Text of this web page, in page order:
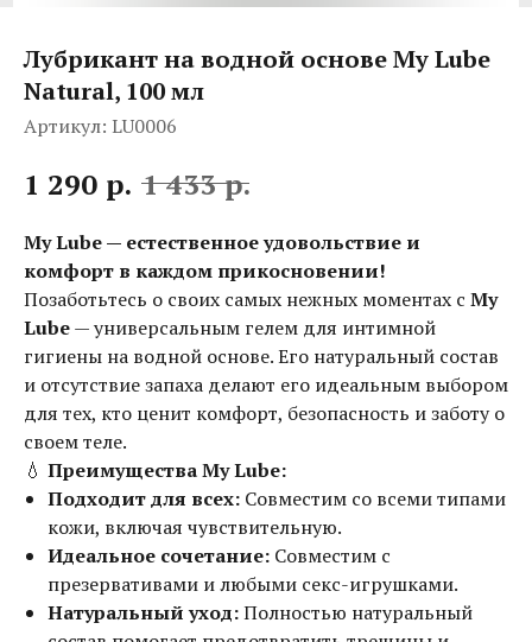
Лубрикант на водной основе My Lube
Natural, 100 мл
Артикул: LU0006
1 290 р. 1 433 р.
My Lube — естественное удовольствие и
комфорт в каждом прикосновении!
Позаботьтесь о своих самых нежных моментах с My
Lube— универсальным гелем для интимной
гигиены на водной основе. Его натуральный состав
и отсутствие запаха делают его идеальным выбором
для тех, кто ценит комфорт, безопасность и заботу о
своем теле.
💧 Преимущества My Lube:
Подходит для всех: Совместим со всеми типами
кожи, включая чувствительную.
Идеальное сочетание: Совместим с
презервативами и любыми секс-игрушками.
Натуральный уход:Полностью натуральный